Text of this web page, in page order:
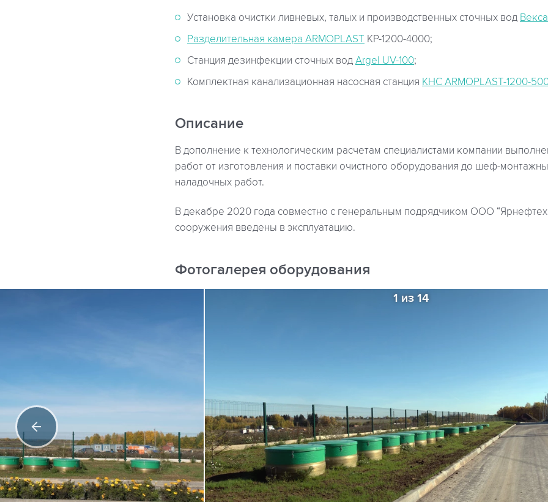
Установка очистки ливневых, талых и производственных сточных вод
Разделительная камера ARMOPLAST КР-1200-4000;
Станция дезинфекции сточных вод Argel UV-100;
Комплектная канализационная насосная станция КНС ARMOPLAST-1200-
Описание
В дополнение к технологическим расчетам специалистами компании
работ от изготовления и поставки очистного оборудования до шеф-
наладочных работ.
В декабре 2020 года совместно с генеральным подрядчиком ООО
сооружения введены в эксплуатацию.
Фотогалерея оборудования
1 из 14